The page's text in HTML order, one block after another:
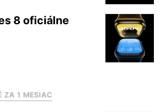
8 oficiálne
ZA 1 MESIAC